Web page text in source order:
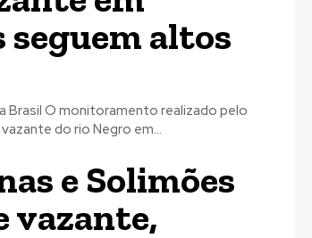
seguem altos
pelo
do rio Negro em...
e Solimões
vazante,